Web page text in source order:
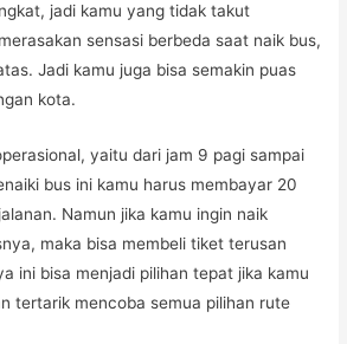
jadi kamu yang tidak takut
sensasi berbeda saat naik bus,
Jadi kamu juga bisa semakin puas
kota.
yaitu dari jam 9 pagi sampai
bus ini kamu harus membayar 20
Namun jika kamu ingin naik
maka bisa membeli tiket terusan
ini bisa menjadi pilihan tepat jika kamu
tertarik mencoba semua pilihan rute